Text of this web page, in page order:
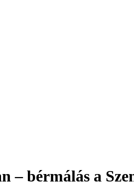
– bérmálás a